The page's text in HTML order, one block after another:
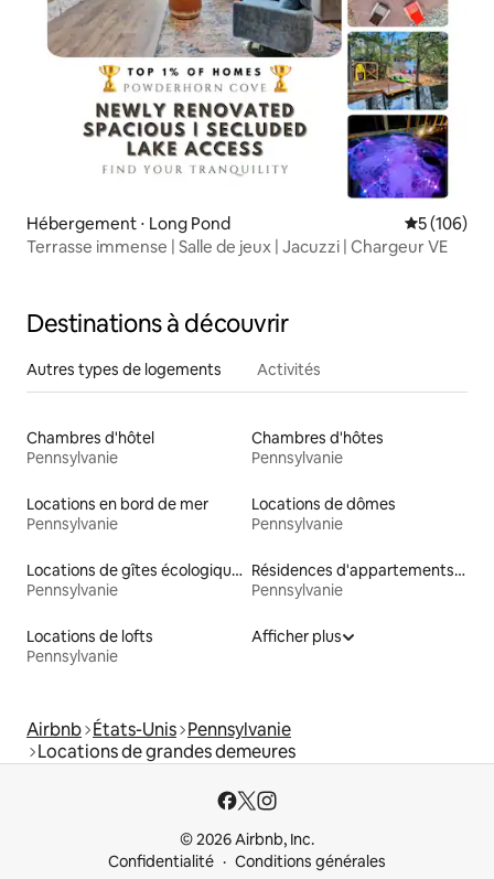
Hébergement ⋅ Long Pond Évaluation
5 (106)
Terrasse immense | Salle de jeux | Jacuzzi | Chargeur VE
Destinations à découvrir
Autres types de logements Activités
Chambres d'hôtel
Pennsylvanie
Chambres d'hôtes
Pennsylvanie
Locations en bord de mer
Pennsylvanie
Locations de dômes
Pennsylvanie
Locations de gîtes écologiques
Pennsylvanie
Résidences d'appartements en location
Pennsylvanie
Locations de lofts
Pennsylvanie
Afficher plus
Airbnb États-Unis Pennsylvanie
Locations de grandes demeures
© 2026 Airbnb, Inc.
Confidentialité
Conditions générales